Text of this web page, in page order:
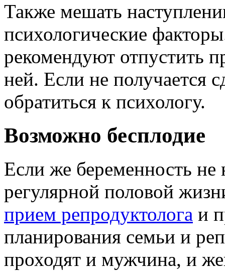
Также мешать
психологические
рекомендуют отпустить
ней. Если не получается
обратиться к психологу.
Возможно бесплодие
Если же беременность не
регулярной половой
прием репродуктолога и
планирования семьи и
проходят и мужчина, и